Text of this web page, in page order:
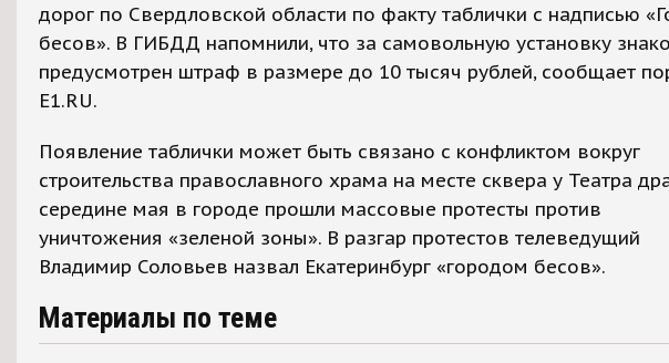
дорог по Свердловской области по факту таблички с надписью
бесов». В ГИБДД напомнили, что за самовольную установку
предусмотрен штраф в размере до 10 тысяч рублей, сообщает
E1.RU.
Появление таблички может быть связано с конфликтом вокруг
строительства православного храма на месте сквера у Театра
середине мая в городе прошли массовые протесты против
уничтожения «зеленой зоны». В разгар протестов телеведущий
Владимир Соловьев назвал Екатеринбург «городом бесов».
Материалы по теме